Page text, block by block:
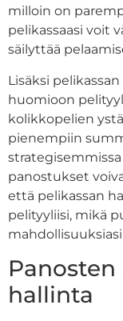
milloin on
pelikassaasi voit
säilyttää
Lisäksi
huomioon
kolikkopelien
pienempiin
panostukset
että pelikassan
pelityyliisi, mikä
hallinta